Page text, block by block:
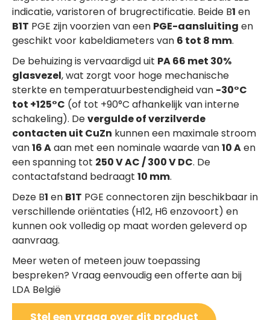
indicatie, varistoren of brugrectificatie. Beide B1 en
B1T PGE zijn voorzien van een PGE-aansluiting en
geschikt voor kabeldiameters van 6 tot 8 mm.
De behuizing is vervaardigd uit PA 66 met 30%
glasvezel, wat zorgt voor hoge mechanische
sterkte en temperatuurbestendigheid van -30°C
tot +125°C (of tot +90°C afhankelijk van interne
schakeling). Devergulde of verzilverde
contacten uit CuZn kunnen een maximale stroom
van16 Aaan met een nominale waarde van10 Aen
een spanning tot 250 V AC / 300 V DC. De
contactafstand bedraagt 10 mm.
Deze B1 en B1T PGE connectoren zijn beschikbaar in
verschillende oriëntaties (H12, H6 enzovoort) en
kunnen ook volledig op maat worden geleverd op
aanvraag.
Meer weten of meteen jouw toepassing
bespreken? Vraag eenvoudig een offerte aan bij
LDA België
Stel een vraag over dit product